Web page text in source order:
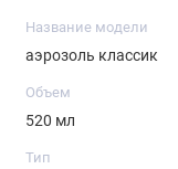
Название модели
аэрозоль классик
Объем
520 мл
Тип